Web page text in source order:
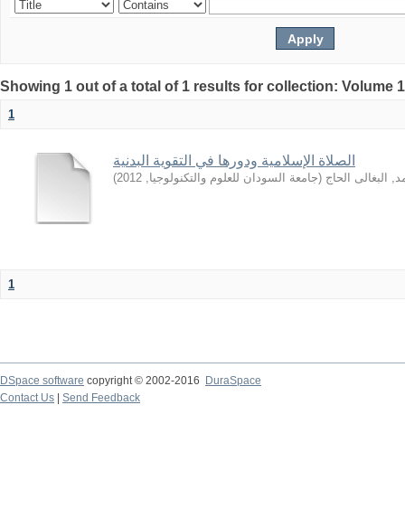
Showing 1 out of a total of 1 results for collection: Volume
1
الصلاة الإسلامية ودورها في التقوية البدنية
البغالى الحاج (جامعة السودان للعلوم والتكنولوجيا,
2012
)
1
DSpace software copyright © 2002-2016
DuraSpace
Contact Us
Send Feedback